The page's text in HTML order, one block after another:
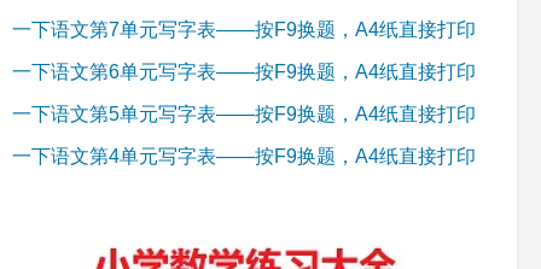
一下语文第7单元写字表——按F9换题，A4纸直接打印
一下语文第6单元写字表——按F9换题，A4纸直接打印
一下语文第5单元写字表——按F9换题，A4纸直接打印
一下语文第4单元写字表——按F9换题，A4纸直接打印